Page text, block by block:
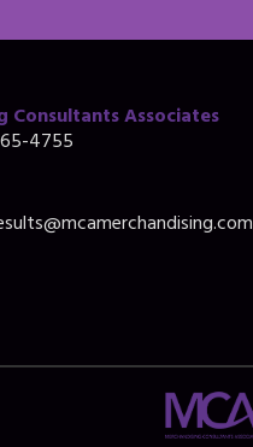
Consultants Associates
4755